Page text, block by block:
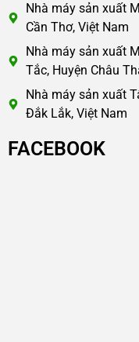
Nhà máy sản xuất
Cần Thơ, Việt Nam
Nhà máy sản xuất
Tắc, Huyện Châu
Nhà máy sản xuất
Đắk Lắk, Việt Nam
FACEBOOK